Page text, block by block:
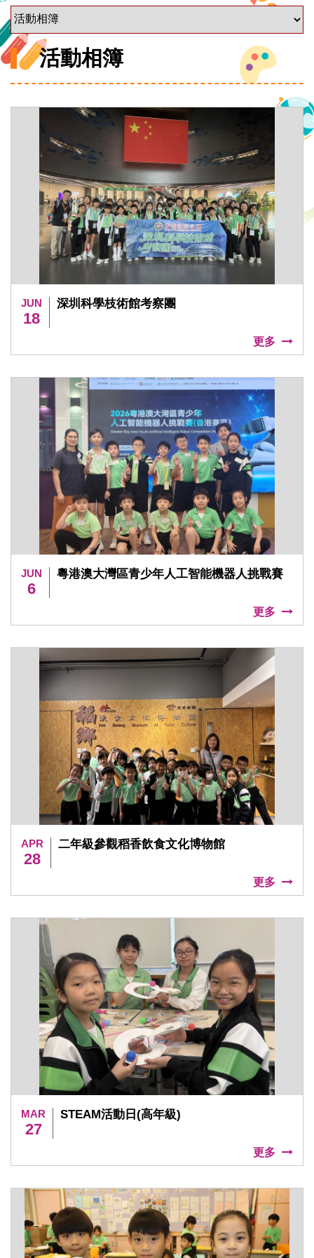
活動相簿
JUN
18
深圳科學枝術館考察團
更多
JUN
6
粵港澳大灣區青少年人工智能機器人挑戰賽
更多
APR
28
二年級參觀稻香飲食文化博物館
更多
MAR
27
STEAM活動日(高年級)
更多